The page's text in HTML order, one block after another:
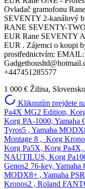
1 000 € Žilina, Slovensko
Kliknutím prejdete
Pa4X MG2 Edition,
Korg PA-1000, Yamaha
Tyros5 , Yamaha
Montage 8 , Korg
Korg Pa5X, Korg
NAUTILUS, Korg
Genos2 76-key, Yamaha
MODX8+ , Yamaha
Kronos2 , Roland